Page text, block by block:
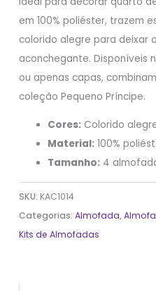
em 100% poliéster, trazem
colorido alegre para deixar
aconchegante. Disponíveis
ou apenas capas,
coleção Pequeno Príncipe.
Cores: Colorido
Material: 100%
Tamanho: 4
SKU: KAC1014
Categorias:Almofada,
Kits de Almofadas